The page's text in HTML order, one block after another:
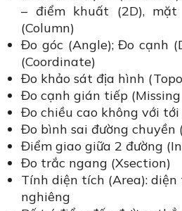
– điểm khuất (2D), mặt
(Column)
Đo góc (Angle); Đo cạnh
(Coordinate)
Đo khảo sát địa hình
Đo cạnh gián tiếp (Missing
Đo chiều cao không với tới
Đo bình sai đường chuyền
Điểm giao giữa 2 đường
Đo trắc ngang (Xsection)
Tính diện tích (Area):
nghiêng